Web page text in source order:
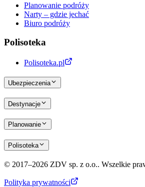
Planowanie podróży
Narty – gdzie jechać
Biuro podróży
Polisoteka
Polisoteka.pl
Ubezpieczenia
Destynacje
Planowanie
Polisoteka
© 2017–2026 ZDV sp. z o.o.. Wszelkie
Polityka prywatności